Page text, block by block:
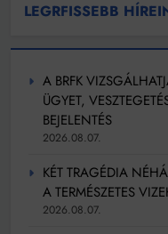
LEGRFISSEBB
A BRFK
ÜGYET,
BEJELENTÉS
2026.08.07.
KÉT TRAGÉDIA
A TERMÉSZETES
2026.08.07.